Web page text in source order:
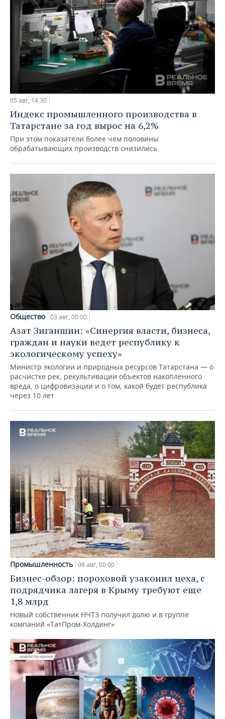
05 авг, 14:30
Индекс промышленного производства в
Татарстане за год вырос на 6,2%
При этом показатели более чем половины
обрабатывающих производств снизились
Общество 03 авг, 00:00
Азат Зиганшин: «Синергия власти, бизнеса,
граждан и науки ведет республику к
экологическому успеху»
Министр экологии и природных ресурсов Татарстана — о
расчистке рек, рекультивации объектов накопленного
вреда, о цифровизации и о том, какой будет республика
через 10 лет
Промышленность 08 авг, 00:00
Бизнес-обзор: пороховой узаконил цеха, с
подрядчика лагеря в Крыму требуют еще
1,8 млрд
Новый собственник НЧТЗ получил долю и в группе
компаний «ТатПром-Холдинг»